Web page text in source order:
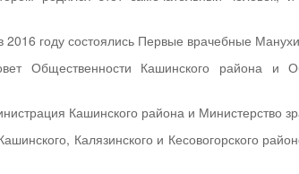
году состоялись Первые врачебные
Общественности Кашинского района и
Кашинского района и Министерство
Калязинского и Кесовогорского